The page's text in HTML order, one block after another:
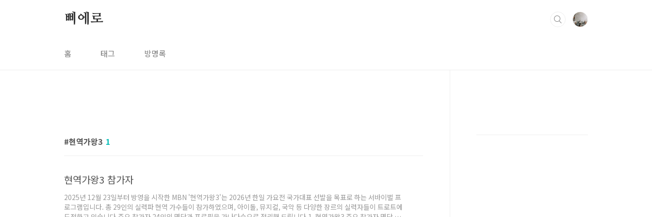
삐에로
홈 태그 방명록
현역가왕3 1
현역가왕3 참가자
2025년 12월 23일부터 방영을 시작한 MBN '현역가왕3'는 2026년 한일 가요전 국가대표 선발을 목표로 하는 서바이벌 프
로그램입니다. 총 29인의 실력파 현역 가수들이 참가하였으며, 아이돌, 뮤지컬, 국악 등 다양한 장르의 실력자들이 트로트에